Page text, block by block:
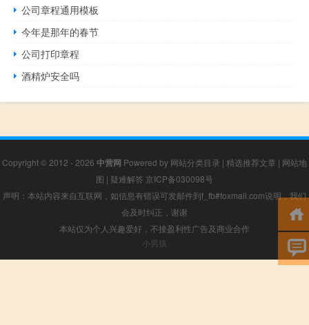
公司章程通用模板
今年是那年的春节
公司打印章程
酒精炉安全吗
Copyright © 2012 - 2026 中营网 Powered by 网站分类目录 | 精选推荐文章 | 网站地
图 | 疑难解答 京ICP备030098号
声明：本站内容来自互联网，如信息有错误可发邮件到f_fb#foxmail.com说明，我们
会及时纠正，谢谢
本站仅为个人兴趣爱好，不接盈利性广告及商业合作
小男孩